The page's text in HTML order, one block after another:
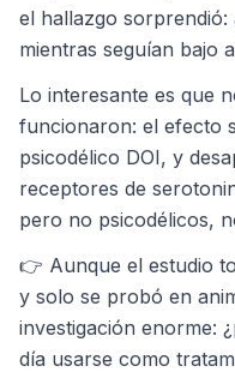
el hallazgo sorprendió:
mientras seguían bajo
Lo interesante es que
funcionaron: el efecto
psicodélico DOI, y
receptores de
pero no psicodélicos,
👉 Aunque el estudio
y solo se probó en
investigación enorme:
día usarse como